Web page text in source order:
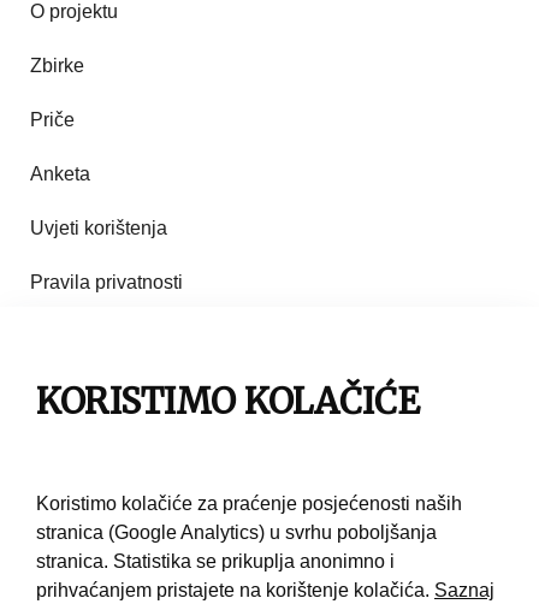
O projektu
Zbirke
Priče
Anketa
Uvjeti korištenja
Pravila privatnosti
Pravila korištenja
KORISTIMO KOLAČIĆE
Koristimo kolačiće za praćenje posjećenosti naših
stranica (Google Analytics) u svrhu poboljšanja
stranica. Statistika se prikuplja anonimno i
prihvaćanjem pristajete na korištenje kolačića. Saznaj